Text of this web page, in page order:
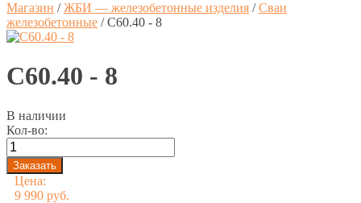
Магазин /ЖБИ — железобетонные изделия /Сваи
железобетонные /C60.40 - 8
C60.40 - 8
В наличии
Кол-во:
Цена:
9 990 руб.